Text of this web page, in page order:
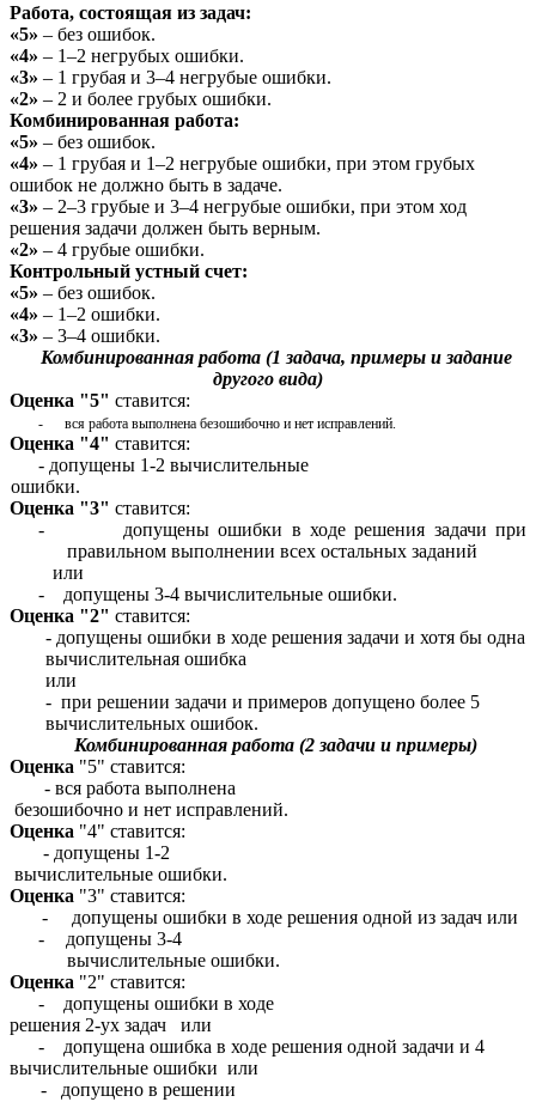
Работа, состоящая из задач:
«5» – без ошибок.
«4» – 1–2 негрубых ошибки.
«3» – 1 грубая и 3–4 негрубые ошибки.
«2» – 2 и более грубых ошибки.
Комбинированная работа:
«5» – без ошибок.
«4» – 1 грубая и 1–2 негрубые ошибки, при этом грубых
ошибок не должно быть в задаче.
«3» – 2–3 грубые и 3–4 негрубые ошибки, при этом ход
решения задачи должен быть верным.
«2» – 4 грубые ошибки.
Контрольный устный счет:
«5» – без ошибок.
«4» – 1–2 ошибки.
«3» – 3–4 ошибки.
Комбинированная работа (1 задача, примеры и задание
другого вида)
Оценка "5" ставится:
- вся работа выполнена безошибочно и нет исправлений.
Оценка "4" ставится:
- допущены 1-2 вычислительные
ошибки.
Оценка "3" ставится:
- допущены ошибки в ходе решения задачи при
правильном выполнении всех остальных заданий
или
- допущены 3-4 вычислительные ошибки.
Оценка "2" ставится:
- допущены ошибки в ходе решения задачи и хотя бы одна
вычислительная ошибка
или
- при решении задачи и примеров допущено более 5
вычислительных ошибок.
Комбинированная работа (2 задачи и примеры)
Оценка "5" ставится:
- вся работа выполнена
безошибочно и нет исправлений.
Оценка "4" ставится:
- допущены 1-2
вычислительные ошибки.
Оценка "3" ставится:
- допущены ошибки в ходе решения одной из задач или
-
допущены 3-4
вычислительные ошибки.
Оценка "2" ставится:
- допущены ошибки в ходе
решения 2-ух задач или
- допущена ошибка в ходе решения одной задачи и 4
вычислительные ошибки или
- допущено в решении